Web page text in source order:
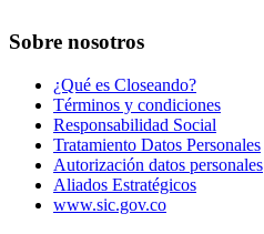
Sobre nosotros
¿Qué es Closeando?
Términos y condiciones
Responsabilidad Social
Tratamiento Datos Personales
Autorización datos personales
Aliados Estratégicos
www.sic.gov.co